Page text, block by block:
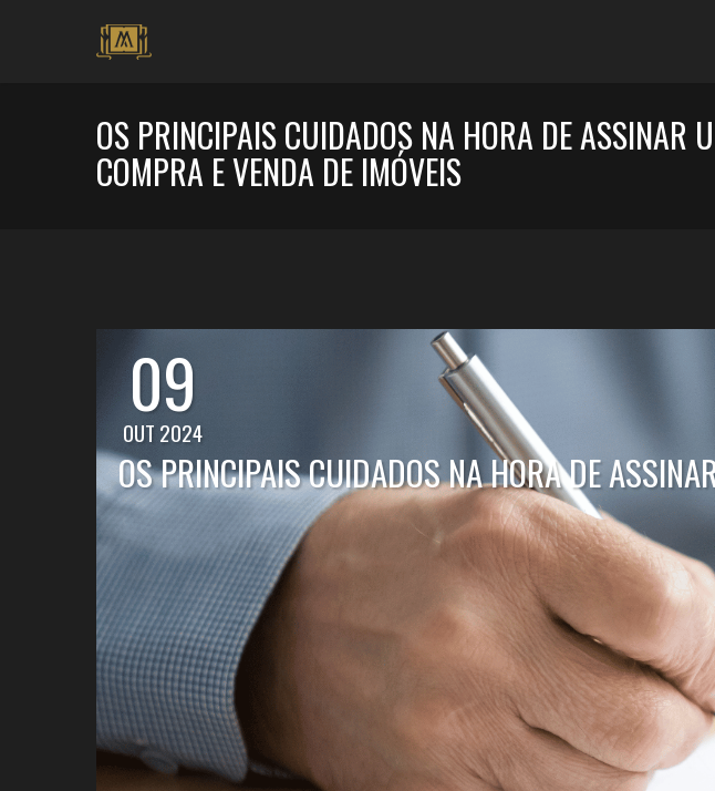
OS PRINCIPAIS CUIDADOS NA HORA DE ASSINAR
COMPRA E VENDA DE IMÓVEIS
09
OUT 2024
OS PRINCIPAIS CUIDADOS NA HORA DE